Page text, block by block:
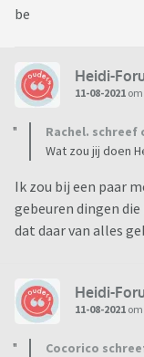
be
Heidi-
11-08-2021
Rachel. schreef
Wat zou jij doen
Ik zou bij een paar
gebeuren dingen
dat daar van alles
Heidi-
11-08-2021
Cocorico